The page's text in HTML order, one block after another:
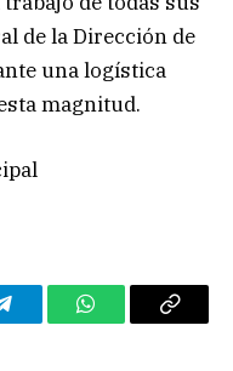
de la Dirección de
una logística
magnitud.
TelegramWhatsAppCopy